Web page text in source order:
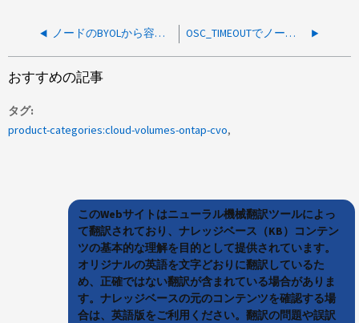
ノードのBYOLから容量への変換は完了したが、BlueXP では引き続きノードベースのライセンスが表示される OSC_TIMEOUTでノードが頻繁にパニック状態になる
おすすめの記事
タグ
product-categories:cloud-volumes-ontap-cvo
このWebサイトはニューラル機械翻訳ツールによっ
て翻訳されており、ナレッジベース（KB）コンテン
ツの基本的な理解を目的として提供されています。
オリジナルの英語を文字どおりに翻訳しているた
め、正確ではない翻訳が含まれている場合がありま
す。ナレッジベースの元のコンテンツを確認する場
合は、英語版をご利用ください。翻訳の問題や誤訳